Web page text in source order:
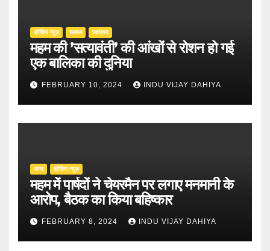
ब्रेकिंग न्यूज़ समाज स्वास्थ्य
महम की ’सत्यावंती’ की आंखों से रोशन हो गई
एक बालिका की दुनिया
FEBRUARY 10, 2024 INDU VIJAY DAHIYA
अन्य ब्रेकिंग न्यूज़
महम में पार्षदों ने चेयरमैन पर लगाए मनमानी के
आरोप, बैठक का किया बहिष्कार
FEBRUARY 8, 2024 INDU VIJAY DAHIYA